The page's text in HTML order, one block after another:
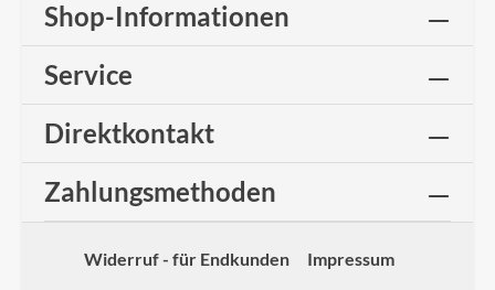
Shop-Informationen
Service
Direktkontakt
Zahlungsmethoden
Widerruf - für Endkunden
Impressum